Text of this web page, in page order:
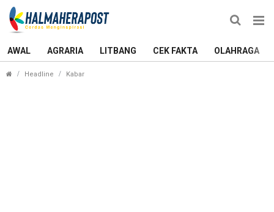
AWAL AGRARIA LITBANG CEK FAKTA OLAHRAGA
Headline Kabar